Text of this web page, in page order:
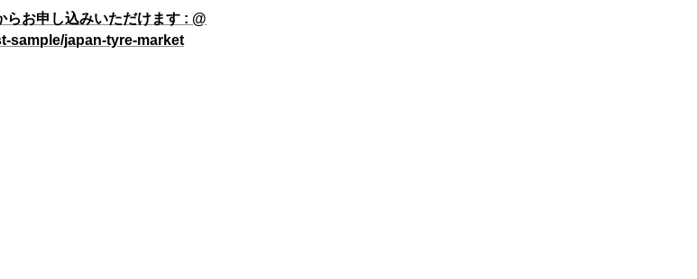
お申し込みいただけます : @
sample/japan-tyre-market